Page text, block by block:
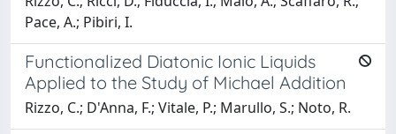
Pace, A.; Pibiri, I.
Functionalized Diatonic Ionic Liquids
Applied to the Study of Michael Addition
Rizzo, C.; D'Anna, F.; Vitale, P.; Marullo, S.; Noto, R.